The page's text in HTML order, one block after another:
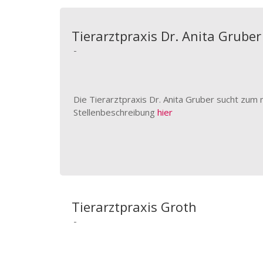
Tierarztpraxis Dr. Anita Gruber
-
Die Tierarztpraxis Dr. Anita Gruber sucht
Stellenbeschreibung hier
Tierarztpraxis Groth
-